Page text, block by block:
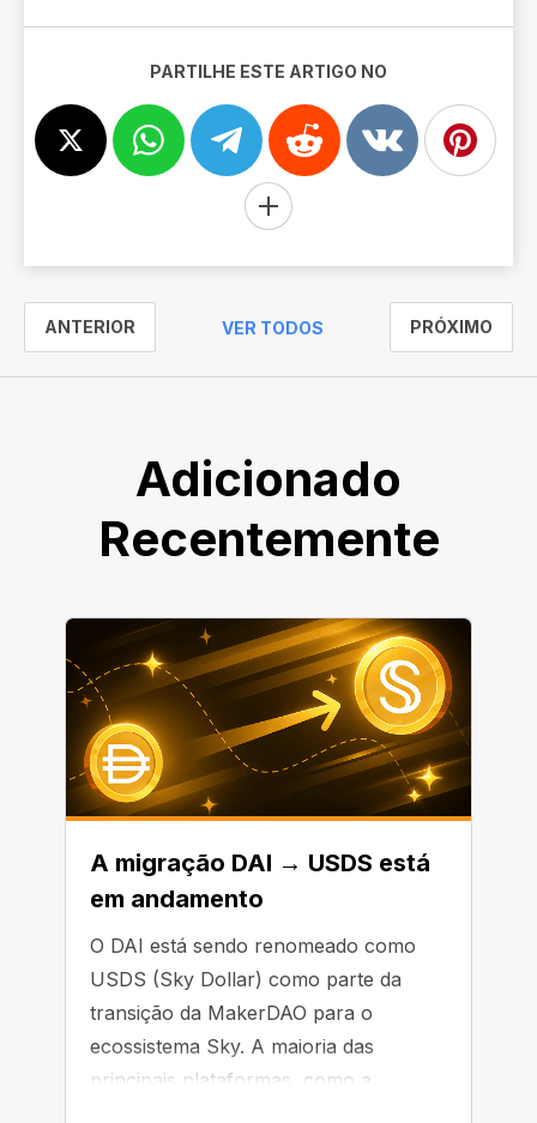
PARTILHE ESTE ARTIGO NO
ANTERIOR VER TODOS PRÓXIMO
Adicionado
Recentemente
A migração DAI → USDS está
em andamento
O DAI está sendo renomeado como
USDS (Sky Dollar) como parte da
transição da MakerDAO para o
ecossistema Sky. A maioria das
principais plataformas, como a